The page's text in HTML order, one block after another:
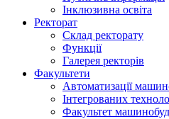
Інклюзивна освіта
Ректорат
Склад ректорату
Функції
Галерея ректорів
Факультети
Автоматизації
Інтегрованих
Факультет